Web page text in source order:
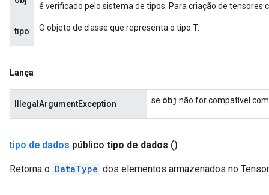
é verificado pelo sistema de tipos. Para criação de tensores
tipo O objeto de classe que representa o tipo T.
Lança
IllegalArgumentException se obj não for compatível
tipo de dados público tipo de dados ()
Retorna o DataType dos elementos armazenados no